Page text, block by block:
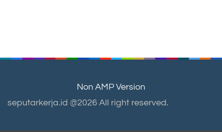
Non AMP Version
seputarkerja.id @2026 All right reserved.